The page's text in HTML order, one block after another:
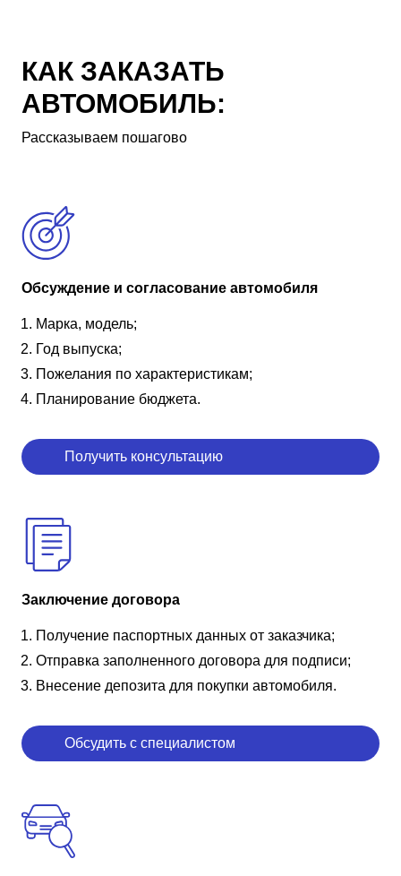
КАК ЗАКАЗАТЬ
АВТОМОБИЛЬ:
Рассказываем пошагово
Обсуждение и согласование автомобиля
Марка, модель;
Год выпуска;
Пожелания по характеристикам;
Планирование бюджета.
Получить консультацию
Заключение договора
Получение паспортных данных от заказчика;
Отправка заполненного договора для подписи;
Внесение депозита для покупки автомобиля.
Обсудить с специалистом